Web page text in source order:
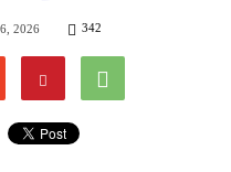
2026 342